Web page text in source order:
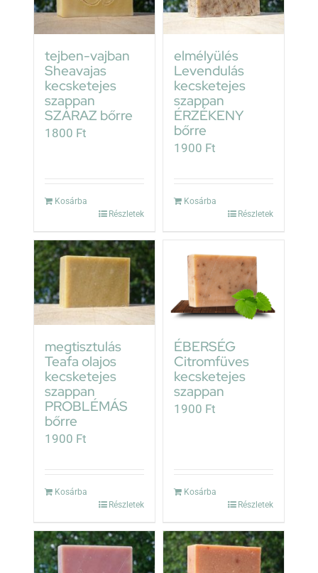
tejben-vajban
Sheavajas
kecsketejes
szappan
SZÁRAZ bőrre
1800 Ft
Kosárba
Részletek
elmélyülés
Levendulás
kecsketejes
szappan
ÉRZÉKENY
bőrre
1900 Ft
Kosárba
Részletek
megtisztulás
Teafa olajos
kecsketejes
szappan
PROBLÉMÁS
bőrre
1900 Ft
Kosárba
Részletek
ÉBERSÉG
Citromfüves
kecsketejes
szappan
1900 Ft
Kosárba
Részletek